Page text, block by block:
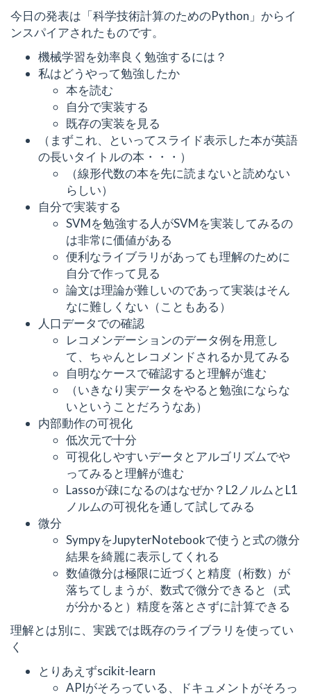
今日の発表は「科学技術計算のためのPython」からイ
ンスパイアされたものです。
機械学習を効率良く勉強するには？
私はどうやって勉強したか
本を読む
自分で実装する
既存の実装を見る
（まずこれ、といってスライド表示した本が英語
の長いタイトルの本・・・）
（線形代数の本を先に読まないと読めない
らしい）
自分で実装する
SVMを勉強する人がSVMを実装してみるの
は非常に価値がある
便利なライブラリがあっても理解のために
自分で作って見る
論文は理論が難しいのであって実装はそん
なに難しくない（こともある）
人口データでの確認
レコメンデーションのデータ例を用意し
て、ちゃんとレコメンドされるか見てみる
自明なケースで確認すると理解が進む
（いきなり実データをやると勉強にならな
いということだろうなあ）
内部動作の可視化
低次元で十分
可視化しやすいデータとアルゴリズムでや
ってみると理解が進む
Lassoが疎になるのはなぜか？L2ノルムとL1
ノルムの可視化を通して試してみる
微分
SympyをJupyterNotebookで使うと式の微分
結果を綺麗に表示してくれる
数値微分は極限に近づくと精度（桁数）が
落ちてしまうが、数式で微分できると（式
が分かると）精度を落とさずに計算できる
理解とは別に、実践では既存のライブラリを使ってい
く
とりあえずscikit-learn
APIがそろっている、ドキュメントがそろっ